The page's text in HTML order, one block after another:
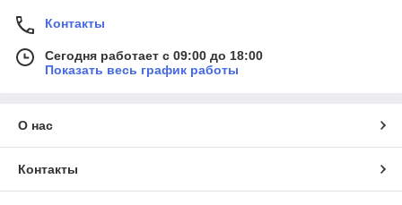
Контакты
Сегодня работает с 09:00 до 18:00
Показать весь график работы
О нас
Контакты